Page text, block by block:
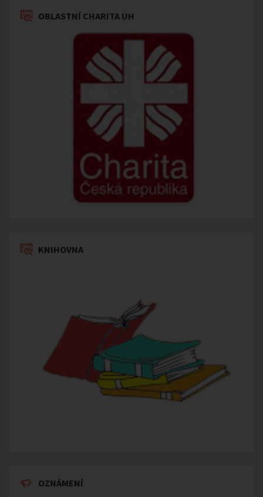
OBLASTNÍ CHARITA UH
KNIHOVNA
OZNÁMENÍ